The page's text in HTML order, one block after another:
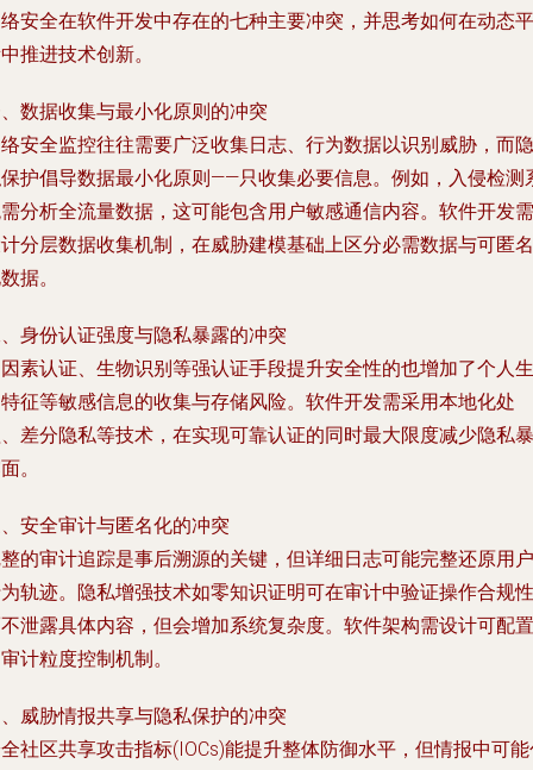
安全在软件开发中存在的七种主要冲突，并思考如何在动态平
推进技术创新。
数据收集与最小化原则的冲突
安全监控往往需要广泛收集日志、行为数据以识别威胁，而隐
护倡导数据最小化原则——只收集必要信息。例如，入侵检测
分析全流量数据，这可能包含用户敏感通信内容。软件开发需
分层数据收集机制，在威胁建模基础上区分必需数据与可匿名
据。
身份认证强度与隐私暴露的冲突
素认证、生物识别等强认证手段提升安全性的也增加了个人生
征等敏感信息的收集与存储风险。软件开发需采用本地化处
差分隐私等技术，在实现可靠认证的同时最大限度减少隐私暴
。
安全审计与匿名化的冲突
的审计追踪是事后溯源的关键，但详细日志可能完整还原用户
轨迹。隐私增强技术如零知识证明可在审计中验证操作合规性
泄露具体内容，但会增加系统复杂度。软件架构需设计可配置
计粒度控制机制。
威胁情报共享与隐私保护的冲突
社区共享攻击指标(IOCs)能提升整体防御水平，但情报中可